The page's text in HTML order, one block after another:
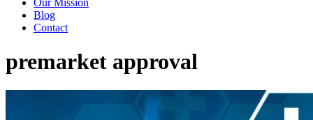
Our Mission
Blog
Contact
premarket approval